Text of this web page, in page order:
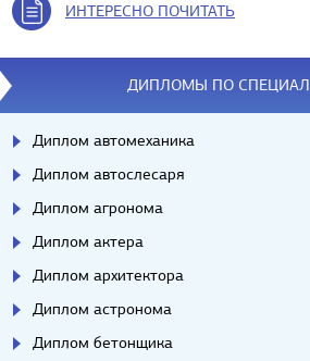
ИНТЕРЕСНО ПОЧИТАТЬ
ДИПЛОМЫ ПО
Диплом автомеханика
Диплом автослесаря
Диплом агронома
Диплом актера
Диплом архитектора
Диплом астронома
Диплом бетонщика